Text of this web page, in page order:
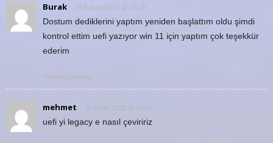
Burak 19 Kasım 2021 @ 03:35
Dostum dediklerini yaptım yeniden başlattım oldu şimdi
kontrol ettim uefi yazıyor win 11 için yaptım çok teşekkür
ederim
Yorumu Cevapla
mehmet 11 Ocak 2022 @ 19:17
uefi yi legacy e nasıl çeviririz